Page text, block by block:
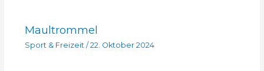
Maultrommel
Sport & Freizeit / 22. Oktober 2024